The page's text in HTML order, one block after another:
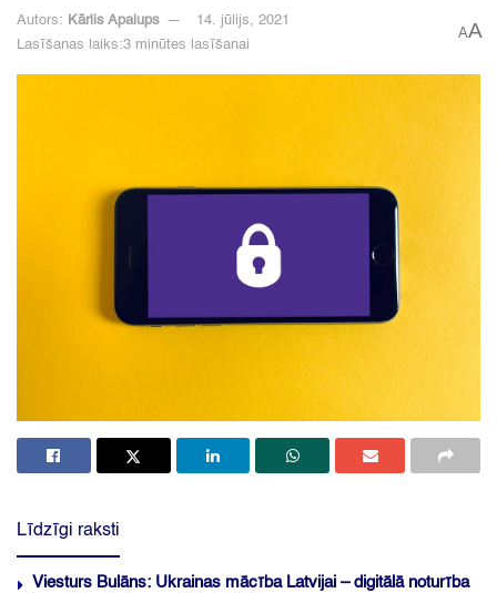
Autors: Kārlis Apalups
14. jūlijs, 2021
Lasīšanas laiks:3 minūtes lasīšanai
AA
Līdzīgi raksti
Viesturs Bulāns: Ukrainas mācība Latvijai – digitālā noturība